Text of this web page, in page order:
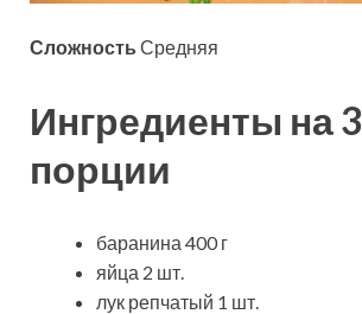
Сложность Средняя
Ингредиенты на 3
порции
баранина 400 г
яйца 2 шт.
лук репчатый 1 шт.